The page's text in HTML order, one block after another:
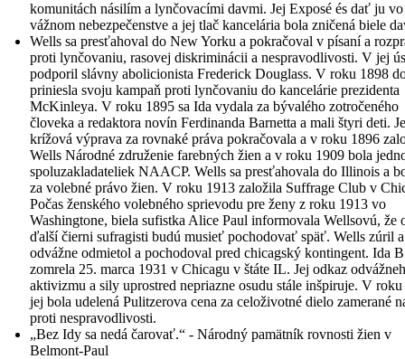
komunitách násilím a lynčovacími davmi. Jej Exposé és dať ju vo
vážnom nebezpečenstve a jej tlač kancelária bola zničená biele
Wells sa presťahoval do New Yorku a pokračoval v písaní a
proti lynčovaniu, rasovej diskriminácii a nespravodlivosti. V jej
podporil slávny abolicionista Frederick Douglass. V roku 1898
priniesla svoju kampaň proti lynčovaniu do kancelárie prezidenta
McKinleya. V roku 1895 sa Ida vydala za bývalého zotročeného
človeka a redaktora novín Ferdinanda Barnetta a mali štyri deti.
krížová výprava za rovnaké práva pokračovala a v roku 1896
Wells Národné združenie farebných žien a v roku 1909 bola
spoluzakladateliek NAACP. Wells sa presťahovala do Illinois a
za volebné právo žien. V roku 1913 založila Suffrage Club v
Počas ženského volebného sprievodu pre ženy z roku 1913 vo
Washingtone, biela sufistka Alice Paul informovala Wellsovú, že
ďalší čierni sufragisti budú musieť pochodovať späť. Wells zúril a
odvážne odmietol a pochodoval pred chicagský kontingent. Ida
zomrela 25. marca 1931 v Chicagu v štáte IL. Jej odkaz
aktivizmu a sily uprostred nepriazne osudu stále inšpiruje. V
jej bola udelená Pulitzerova cena za celoživotné dielo zamerané
proti nespravodlivosti.
„Bez Idy sa nedá čarovať.“ - Národný pamätník rovnosti žien v
Belmont-Paul